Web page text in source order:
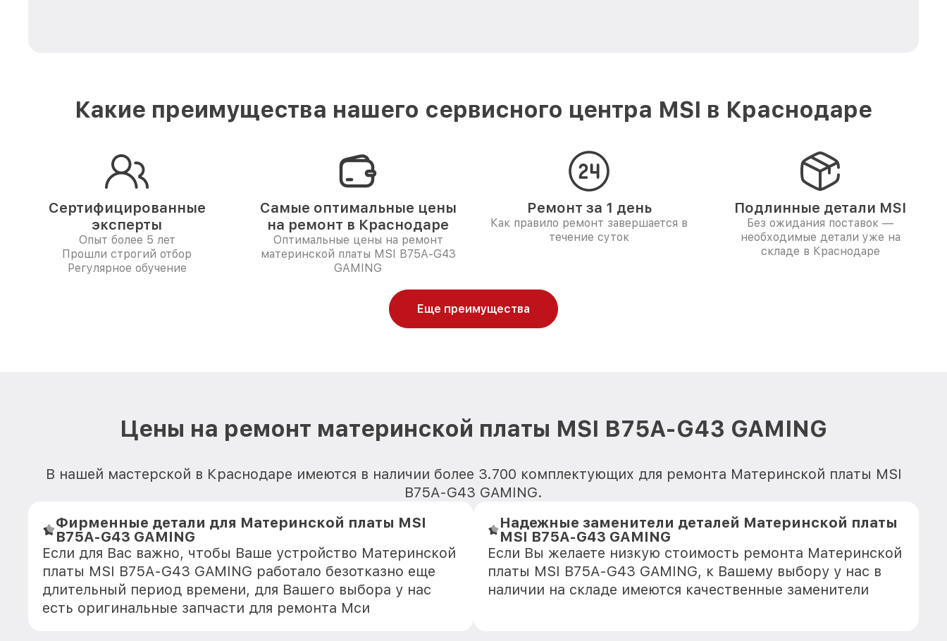
Какие преимущества нашего сервисного центра MSI в Краснодаре
Сертифицированные
эксперты
Опыт более 5 лет
Прошли строгий отбор
Регулярное обучение
Самые оптимальные цены
на ремонт в Краснодаре
Оптимальные цены на ремонт
материнской платы MSI B75A-G43
GAMING
Ремонт за 1 день
Как правило ремонт завершается в
течение суток
Подлинные детали MSI
Без ожидания поставок —
необходимые детали уже на
складе в Краснодаре
Еще преимущества
Цены на ремонт материнской платы MSI B75A-G43 GAMING
В нашей мастерской в Краснодаре имеются в наличии более 3.700 комплектующих для ремонта Материнской платы MSI
B75A-G43 GAMING.
Фирменные детали для Материнской платы MSI
B75A-G43 GAMING
Если для Вас важно, чтобы Ваше устройство Материнской
платы MSI B75A-G43 GAMING работало безотказно еще
длительный период времени, для Вашего выбора у нас
есть оригинальные запчасти для ремонта Мси
Надежные заменители деталей Материнской платы
MSI B75A-G43 GAMING
Если Вы желаете низкую стоимость ремонта Материнской
платы MSI B75A-G43 GAMING, к Вашему выбору у нас в
наличии на складе имеются качественные заменители